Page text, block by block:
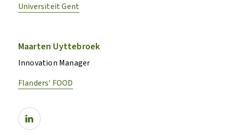
Universiteit Gent
Maarten Uyttebroek
Innovation Manager
Flanders' FOOD